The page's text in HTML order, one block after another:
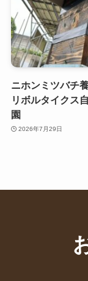
ニホンミツバチ
リボルタイクス
園
2026年7月29日